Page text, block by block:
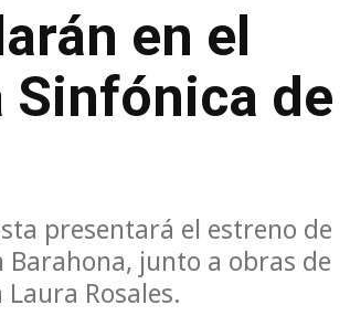
en el
de
presentará el estreno de
junto a obras de
Rosales.